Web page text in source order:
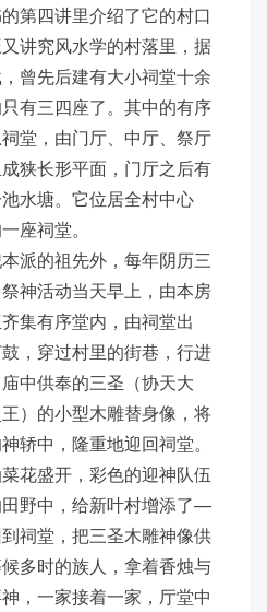
第四讲里介绍了它的村口
讲究风水学的村落里，据
曾先后建有大小祠堂十余
有三四座了。其中的有序
堂，由门厅、中厅、祭厅
狭长形平面，门厅之后有
水塘。它位居全村中心
座祠堂。
派的祖先外，每年阴历三
神活动当天早上，由本房
集有序堂内，由祠堂出
，穿过村里的街巷，行进
中供奉的三圣（协天大
）的小型木雕替身像，将
轿中，隆重地迎回祠堂。
花盛开，彩色的迎神队伍
野中，给新叶村增添了—
祠堂，把三圣木雕神像供
多时的族人，拿着香烛与
，一家接着一家，厅堂中